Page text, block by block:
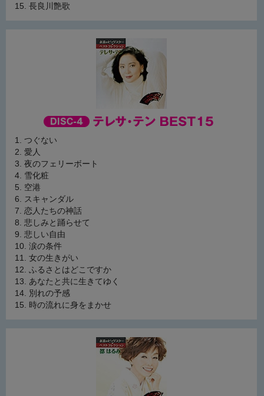
長良川艶歌
つぐない
愛人
夜のフェリーボート
雪化粧
空港
スキャンダル
恋人たちの神話
悲しみと踊らせて
悲しい自由
涙の条件
女の生きがい
ふるさとはどこですか
あなたと共に生きてゆく
別れの予感
時の流れに身をまかせ